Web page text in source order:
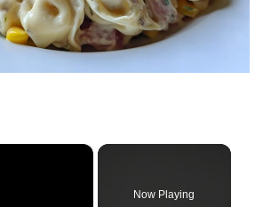
×
Now Playing